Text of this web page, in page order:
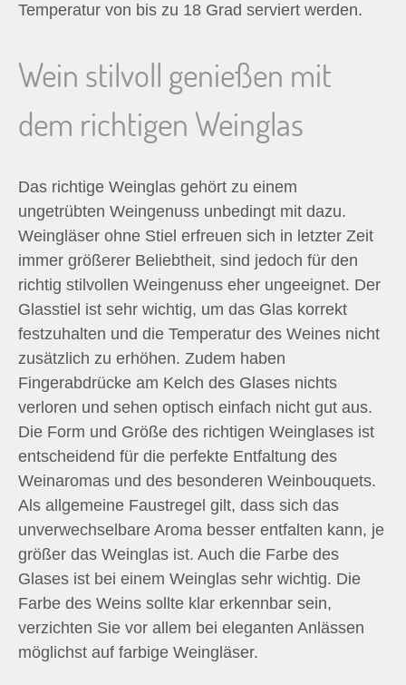
Temperatur von bis zu 18 Grad serviert werden.
Wein stilvoll genießen mit
dem richtigen Weinglas
Das richtige Weinglas gehört zu einem
ungetrübten Weingenuss unbedingt mit dazu.
Weingläser ohne Stiel erfreuen sich in letzter Zeit
immer größerer Beliebtheit, sind jedoch für den
richtig stilvollen Weingenuss eher ungeeignet. Der
Glasstiel ist sehr wichtig, um das Glas korrekt
festzuhalten und die Temperatur des Weines nicht
zusätzlich zu erhöhen. Zudem haben
Fingerabdrücke am Kelch des Glases nichts
verloren und sehen optisch einfach nicht gut aus.
Die Form und Größe des richtigen Weinglases ist
entscheidend für die perfekte Entfaltung des
Weinaromas und des besonderen Weinbouquets.
Als allgemeine Faustregel gilt, dass sich das
unverwechselbare Aroma besser entfalten kann, je
größer das Weinglas ist. Auch die Farbe des
Glases ist bei einem Weinglas sehr wichtig. Die
Farbe des Weins sollte klar erkennbar sein,
verzichten Sie vor allem bei eleganten Anlässen
möglichst auf farbige Weingläser.